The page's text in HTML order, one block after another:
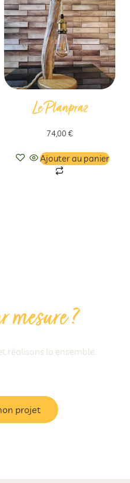
Le Planpraz
74,00 €
Ajouter au panier
mesure ?
réalisons la ensemble.
projet